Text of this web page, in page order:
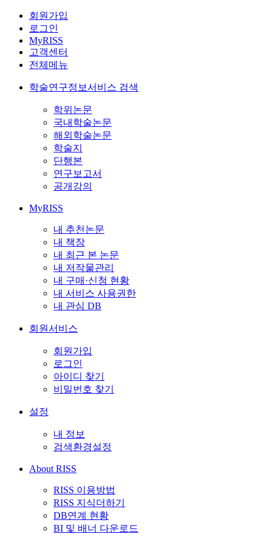
회원가입
로그인
MyRISS
고객센터
전체메뉴
학술연구정보서비스 검색
학위논문
국내학술논문
해외학술논문
학술지
단행본
연구보고서
공개강의
MyRISS
내 추천논문
내 책장
내 최근 본 논문
내 저작물관리
내 구매·신청 현황
내 서비스 사용권한
내 관심 DB
회원서비스
회원가입
로그인
아이디 찾기
비밀번호 찾기
설정
내 정보
검색환경설정
About RISS
RISS 이용방법
RISS 지식더하기
DB연계 현황
BI 및 배너 다운로드